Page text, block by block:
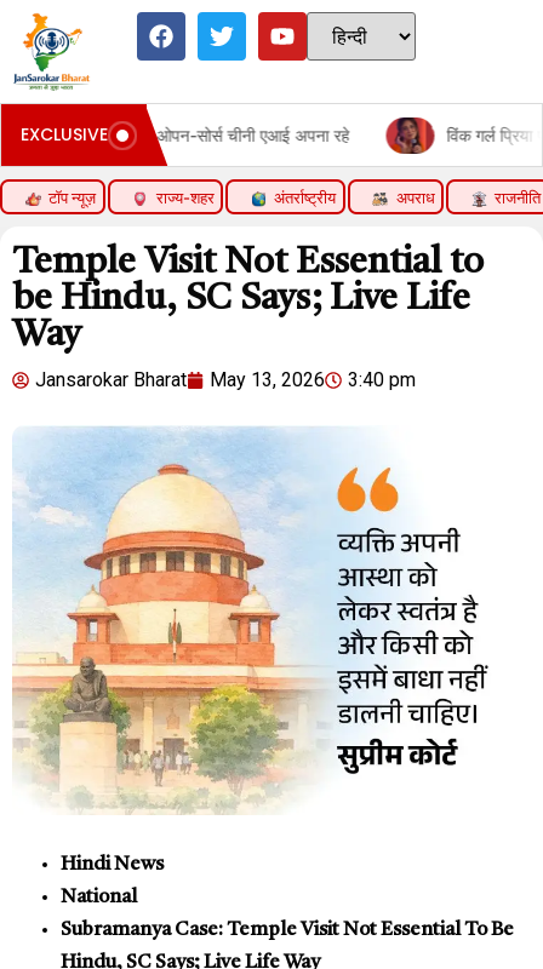
EXCLUSIVE
सोर्स चीनी एआई अपना रहे विंक गर्ल प्रिया प्रकाश वॉरियल की भगवा
टॉप न्यूज़ राज्य-शहर अंतर्राष्ट्रीय अपराध राजनीति
Temple Visit Not Essential to
be Hindu, SC Says; Live Life
Way
Jansarokar Bharat May 13, 2026 3:40 pm
Hindi News
National
Subramanya Case: Temple Visit Not Essential To Be
Hindu, SC Says; Live Life Way